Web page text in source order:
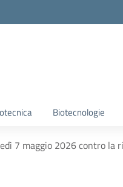
Biotecnologie
7 maggio 2026 contro